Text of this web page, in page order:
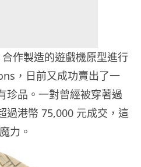
作製造的遊戲機原型進行
，日前又成功賣出了一
珍品。一對曾經被穿著過
過港幣 75,000 元成交，這
力。